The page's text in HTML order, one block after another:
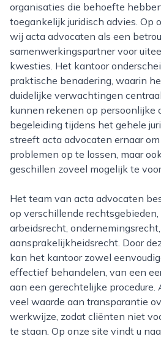
organisaties die behoefte
toegankelijk juridisch advies. Op
wij acta advocaten als een
samenwerkingspartner voor
kwesties. Het kantoor
praktische benadering, waarin
duidelijke verwachtingen
kunnen rekenen op persoonlijke
begeleiding tijdens het gehele
streeft acta advocaten ernaar
problemen op te lossen, maar
geschillen zoveel mogelijk te
Het team van acta advocaten beschikt over expertise
op verschillende
arbeidsrecht,
aansprakelijkheidsrecht. Door
kan het kantoor zowel
effectief behandelen, van een
aan een gerechtelijke
veel waarde aan transparantie
werkwijze, zodat cliënten niet
te staan. Op onze site vindt u